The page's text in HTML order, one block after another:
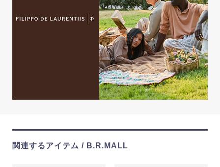
関連するアイテム / B.R.MALL